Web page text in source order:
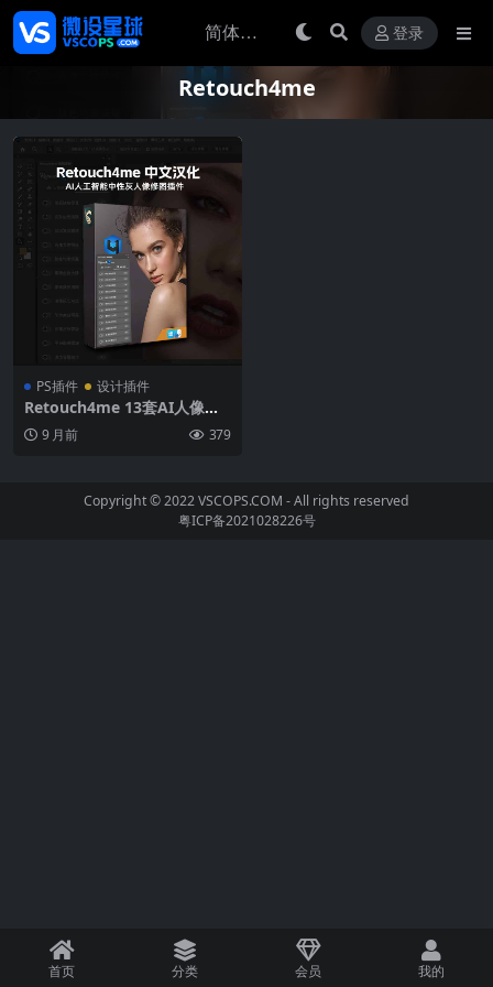
登录
Retouch4me
PS插件 设计插件
Retouch4me 13套AI人像精
修插件合集 中性灰全自动PS
修图工具包
9 月前 379
Copyright © 2022VSCOPS.COM - All rights reserved
粤ICP备2021028226号
首页 分类 会员 我的